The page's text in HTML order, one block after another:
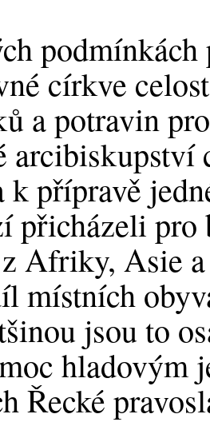
církve
a potravin
arcibiskupství
k přípravě
přicházeli pro
Afriky, Asie
místních
jsou to
hladovým
Řecké